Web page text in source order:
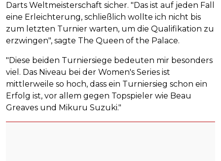
Darts Weltmeisterschaft sicher. "Das ist auf jeden Fall
eine Erleichterung, schließlich wollte ich nicht bis
zum letzten Turnier warten, um die Qualifikation zu
erzwingen", sagte The Queen of the Palace.
"Diese beiden Turniersiege bedeuten mir besonders
viel. Das Niveau bei der Women's Series ist
mittlerweile so hoch, dass ein Turniersieg schon ein
Erfolg ist, vor allem gegen Topspieler wie Beau
Greaves und Mikuru Suzuki."